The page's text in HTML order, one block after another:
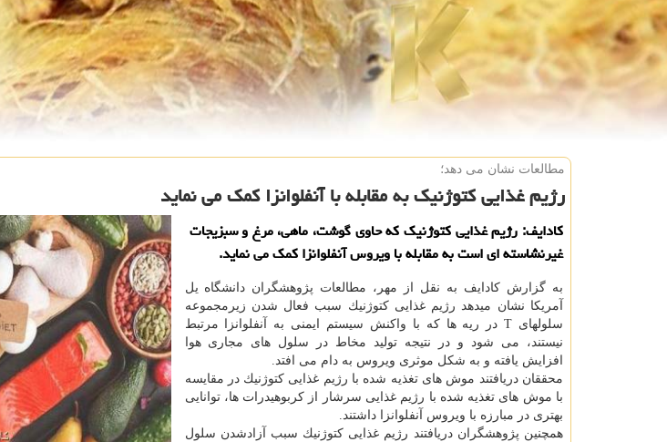
مطالعات نشان می دهد؛
رژیم غذایی كتوژنیك به مقابله با آنفلوانزا كمك می نماید
كادایف: رژیم غذایی كتوژنیك كه حاوی گوشت، ماهی، مرغ و سبزیجات
غیرنشاسته ای است به مقابله با ویروس آنفلوانزا كمك می نماید.
به گزارش كادایف به نقل از مهر، مطالعات پژوهشگران دانشگاه یل
آمریكا نشان میدهد رژیم غذایی كتوژنیك سبب فعال شدن زیرمجموعه
سلولهای T در ریه ها كه با واكنش سیستم ایمنی به آنفلوانزا مرتبط
نیستند، می شود و در نتیجه تولید مخاط در سلول های مجاری هوا
افزایش یافته و به شكل موثری ویروس به دام می افتد.
محققان دریافتند موش های تغذیه شده با رژیم غذایی كتوژنیك در مقایسه
با موش های تغذیه شده با رژیم غذایی سرشار از كربوهیدرات ها، توانایی
بهتری در مبارزه با ویروس آنفلوانزا داشتند.
همچنین پژوهشگران دریافتند رژیم غذایی كتوژنیك سبب آزادشدن سلول